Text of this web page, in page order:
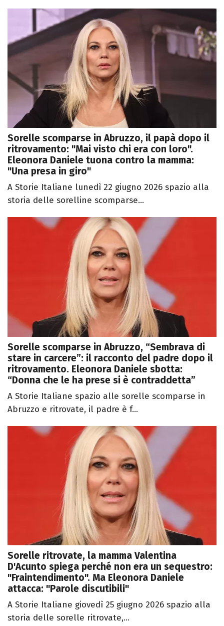
Sorelle scomparse in Abruzzo, il papà dopo il
ritrovamento: "Mai visto chi era con loro".
Eleonora Daniele tuona contro la mamma:
"Una presa in giro"
A Storie Italiane lunedì 22 giugno 2026 spazio alla
storia delle sorelline scomparse...
Sorelle scomparse in Abruzzo, “Sembrava di
stare in carcere”: il racconto del padre dopo il
ritrovamento. Eleonora Daniele sbotta:
“Donna che le ha prese si è contraddetta”
A Storie Italiane spazio alle sorelle scomparse in
Abruzzo e ritrovate, il padre è f...
Sorelle ritrovate, la mamma Valentina
D'Acunto spiega perché non era un sequestro:
"Fraintendimento". Ma Eleonora Daniele
attacca: "Parole discutibili"
A Storie Italiane giovedì 25 giugno 2026 spazio alla
storia delle sorelle ritrovate,...